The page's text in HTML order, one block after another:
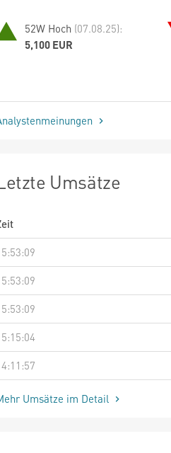
52W Hoch (07.08.25):
5,100 EUR
Umsätze
Umsätze im Detail